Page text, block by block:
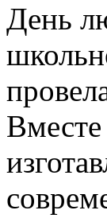
День
Вместе